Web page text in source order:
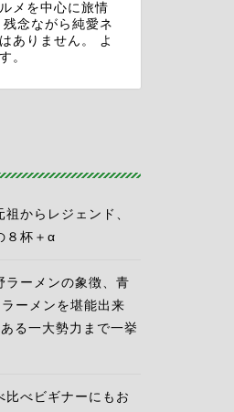
メを中心に旅情
念ながら純愛ネ
ありません。 よ
。
からレジェンド、
８杯＋α
ラーメンの象徴、青
ーメンを堪能出来
る一大勢力まで一挙
比べビギナーにもお